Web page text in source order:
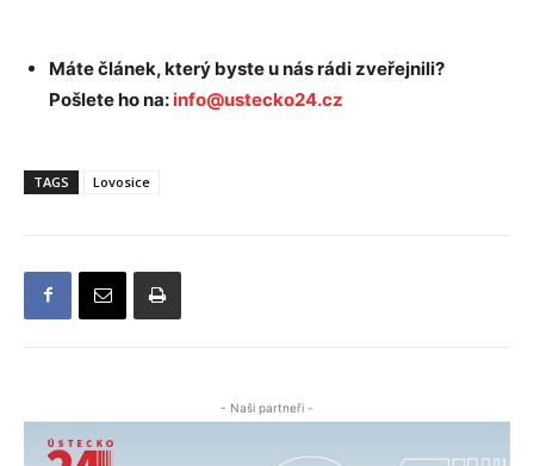
Máte článek, který byste u nás rádi zveřejnili?
Pošlete ho na: info@ustecko24.cz
TAGS Lovosice
- Naši partneři -